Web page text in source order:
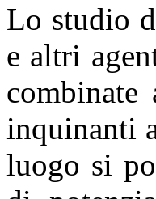
Lo studio
e altri
inquinanti
luogo si